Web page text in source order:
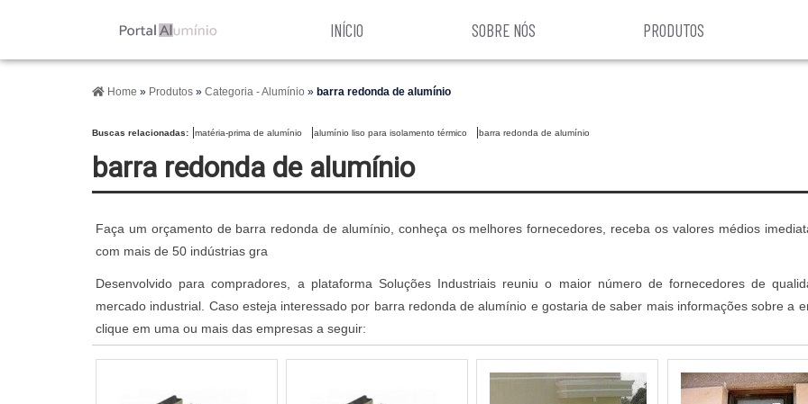
INÍCIO SOBRE NÓS PRODUTOS
Home » Produtos » Categoria - Alumínio » barra redonda de alumínio
Buscas relacionadas: matéria-prima de alumínio alumínio liso para isolamento térmico barra redonda de alumínio
barra redonda de alumínio
Faça um orçamento de barra redonda de alumínio, conheça os melhores fornecedores, receba os valores médios
com mais de 50 indústrias gra
Desenvolvido para compradores, a plataforma Soluções Industriais reuniu o maior número de fornecedores de
mercado industrial. Caso esteja interessado por barra redonda de alumínio e gostaria de saber mais informações sobre a
clique em uma ou mais das empresas a seguir: